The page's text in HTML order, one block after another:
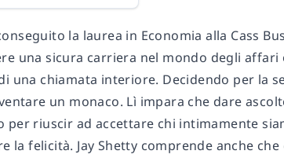
la laurea in Economia alla Cass
una sicura carriera nel mondo degli
una chiamata interiore. Decidendo per la
un monaco. Lì impara che dare
per riuscir ad accettare chi intimamente
la felicità. Jay Shetty comprende anche